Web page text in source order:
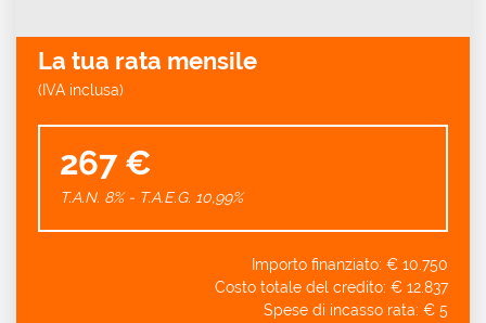
La tua rata mensile
(IVA inclusa)
267 €
T.A.N. 8% - T.A.E.G. 10,99%
Importo finanziato: € 10.750
Costo totale del credito: € 12.837
Spese di incasso rata: € 5